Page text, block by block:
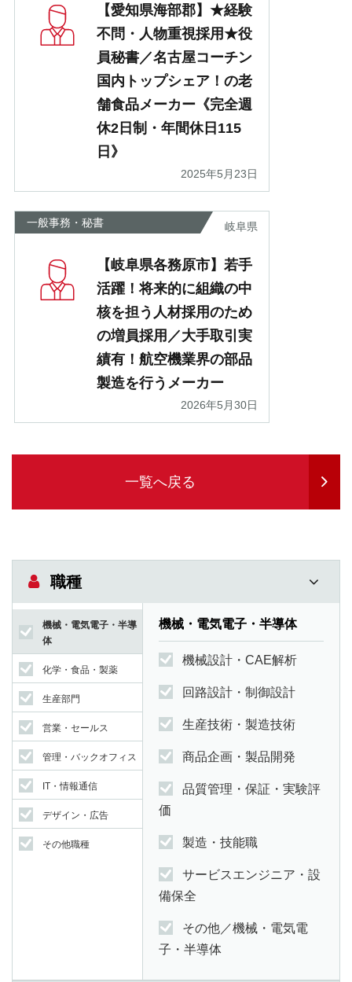
【愛知県海部郡】★経験
不問・人物重視採用★役
員秘書／名古屋コーチン
国内トップシェア！の老
舗食品メーカー《完全週
休2日制・年間休日115
日》
2025年5月23日
一般事務・秘書 岐阜県
【岐阜県各務原市】若手
活躍！将来的に組織の中
核を担う人材採用のため
の増員採用／大手取引実
績有！航空機業界の部品
製造を行うメーカー
2026年5月30日
一覧へ戻る
職種
機械・電気電子・半導
体
化学・食品・製薬
生産部門
営業・セールス
管理・バックオフィス
IT・情報通信
デザイン・広告
その他職種
機械・電気電子・半導体
機械設計・CAE解析
回路設計・制御設計
生産技術・製造技術
商品企画・製品開発
品質管理・保証・実験評
価
製造・技能職
サービスエンジニア・設
備保全
その他／機械・電気電
子・半導体